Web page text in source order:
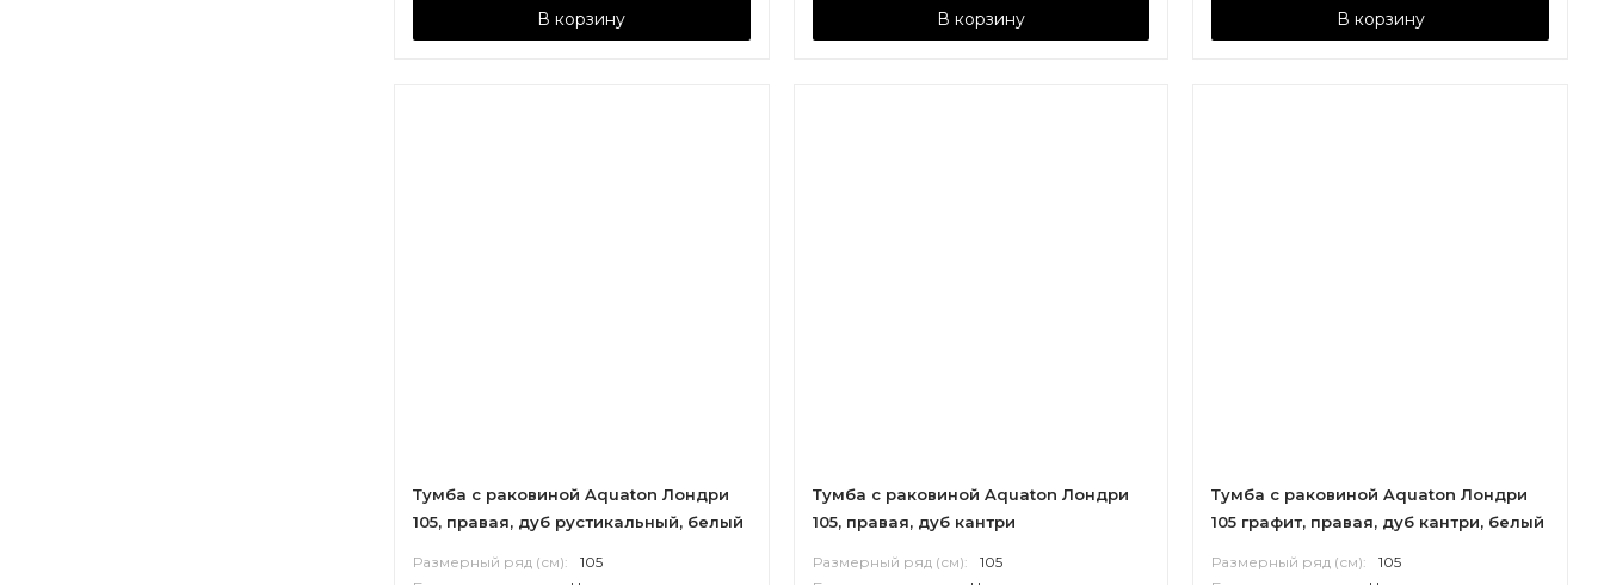
В корзину В корзину В корзину
Тумба с раковиной Aquaton Лондри
105, правая, дуб рустикальный, белый
Размерный ряд (см):
105
Тумба с раковиной Aquaton Лондри
105, правая, дуб кантри
Размерный ряд (см):
105
Тумба с раковиной Aquaton Лондри
105 графит, правая, дуб кантри, белый
Размерный ряд (см):
105